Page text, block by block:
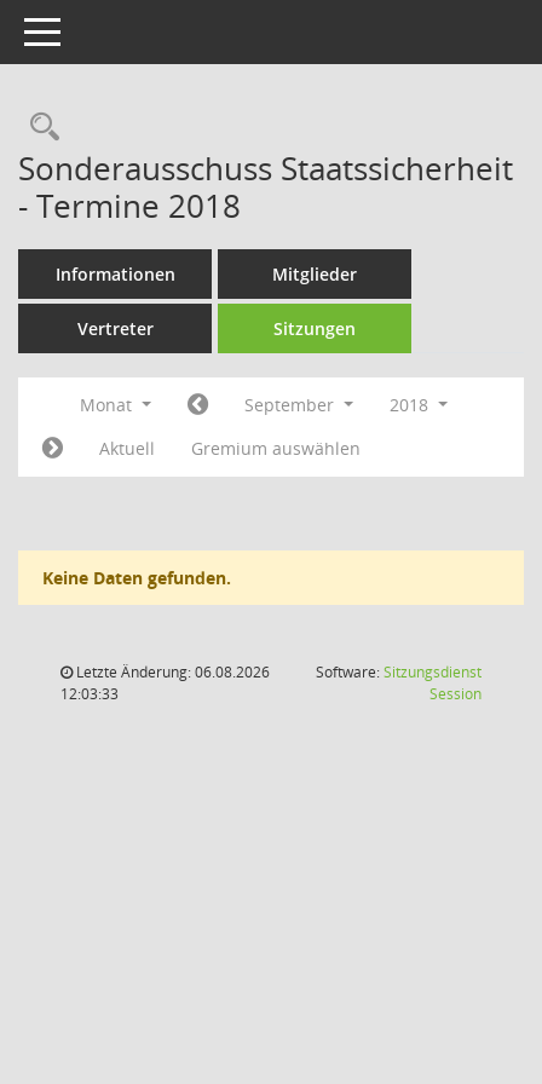
Toggle navigation
Rechercheauswahl
Sonderausschuss Staatssicherheit
- Termine 2018
Informationen Mitglieder
Vertreter Sitzungen
Monat September
2018
Aktuell
Gremium auswählen
Keine Daten gefunden.
Letzte Änderung: 06.08.2026
12:03:33
Software:Sitzungsdienst
Session(Wird in